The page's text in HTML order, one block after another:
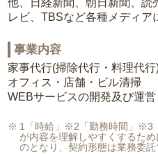
他、日経新聞、朝日新聞、読
レビ、TBSなど各種メディア
事業内容
家事代行(掃除代行・料理代
オフィス・店舗・ビル清掃
WEBサービスの開発及び運営
1「時給」※2「勤務時間」※3
が内容を理解しやすくするた
のとなり、契約形態は業務委託